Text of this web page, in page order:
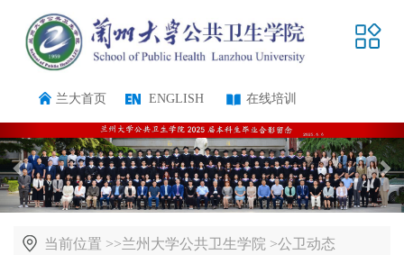
在线培训
ENGLISH
兰大首页
当前位置 >>兰州大学公共卫生学院 >公卫动态